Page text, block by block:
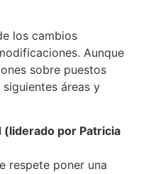
los cambios
Aunque
sobre puestos
áreas y
por Patricia
respete poner una